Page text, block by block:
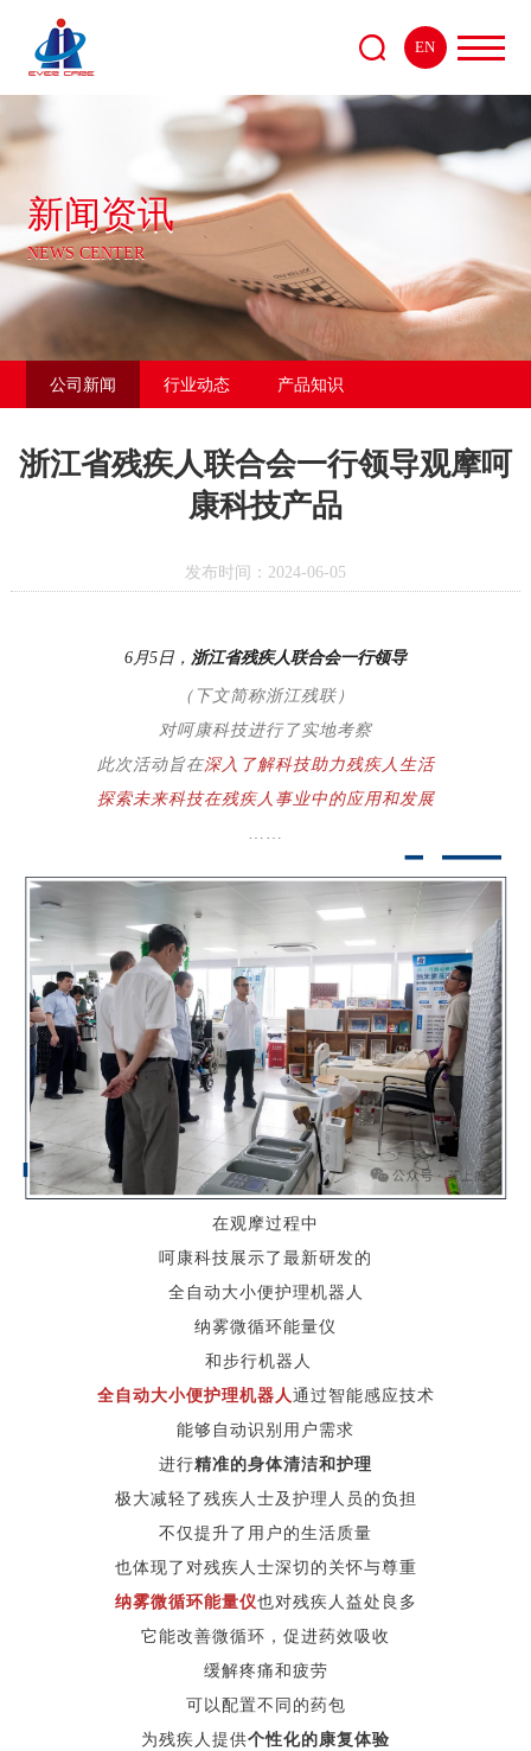
EN
新闻资讯
NEWS CENTER
公司新闻 行业动态 产品知识
浙江省残疾人联合会一行领导观摩呵
康科技产品
发布时间：2024-06-05
6月5日， 浙江省残疾人联合会一行领导
（下文简称浙江残联）
对呵康科技进行了实地考察
此次活动旨在深入了解科技助力残疾人生活
探索未来科技在残疾人事业中的应用和发展
……
在观摩过程中
呵康科技展示了最新研发的
全自动大小便护理机器人
纳雾微循环能量仪
和 步行机器人
全自动大小便护理机器人通过智能感应技术
能够自动识别用户需求
进行精准的身体清洁和护理
极大减轻了残疾人士及护理人员的负担
不仅提升了用户的生活质量
也体现了对残疾人士深切的关怀与尊重
纳雾微循环能量仪也对残疾人益处良多
它能改善微循环，促进药效吸收
缓解疼痛和疲劳
可以配置不同的药包
为残疾人提供个性化的康复体验